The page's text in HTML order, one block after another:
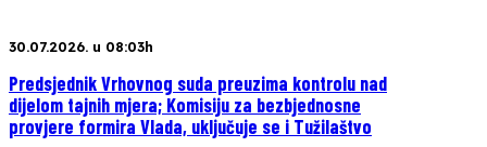
30.07.2026. u 08:03h
Predsjednik Vrhovnog suda preuzima kontrolu nad
dijelom tajnih mjera; Komisiju za bezbjednosne
provjere formira Vlada, uključuje se i Tužilaštvo